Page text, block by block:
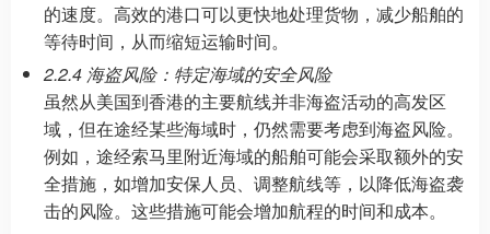
的速度。高效的港口可以更快地处理货物，减少船舶的
等待时间，从而缩短运输时间。
2.2.4 海盗风险：特定海域的安全风险
虽然从美国到香港的主要航线并非海盗活动的高发区
域，但在途经某些海域时，仍然需要考虑到海盗风险。
例如，途经索马里附近海域的船舶可能会采取额外的安
全措施，如增加安保人员、调整航线等，以降低海盗袭
击的风险。这些措施可能会增加航程的时间和成本。